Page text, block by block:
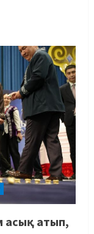
асық атып,